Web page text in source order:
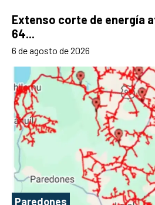
Extenso corte de energía
64...
6 de agosto de 2026
Paredones